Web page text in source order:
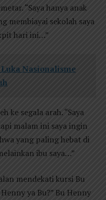
“Saya hanya anak
membiayai sekolah saya
hari ini…”
Nasionalisme
ke segala arah. “Saya
malam ini saya ingin
yang paling hebat di
ibu saya…”
mendekati kursi Bu
ya Bu?” Bu Henny